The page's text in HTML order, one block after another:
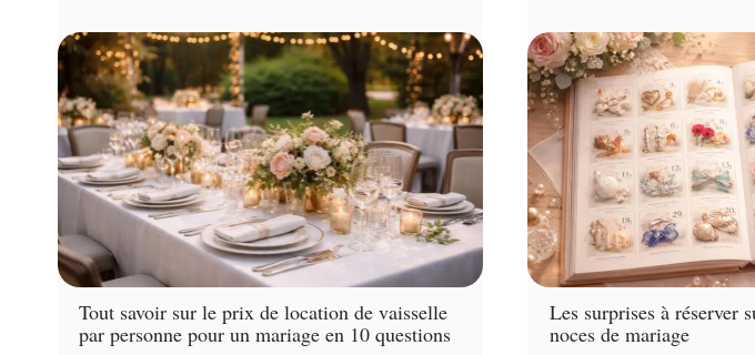
Tout savoir sur le prix de location de vaisselle
par personne pour un mariage en 10 questions
Les surprises à réserver
noces de mariage